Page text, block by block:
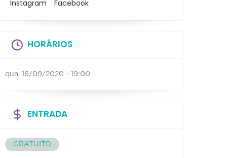
Instagram Facebook
HORÁRIOS
qua, 16/09/2020 - 19:00
ENTRADA
GRATUITO